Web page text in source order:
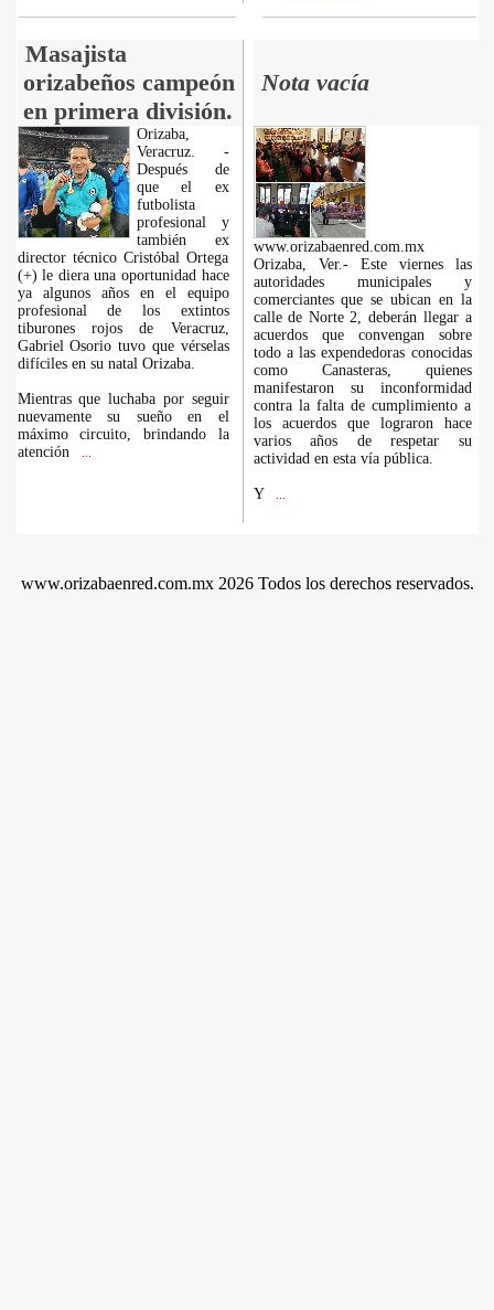
Masajista
orizabeños campeón
en primera división.
Nota vacía
Orizaba,
Veracruz. -
Después de
que el ex
futbolista
profesional y
también ex
director técnico Cristóbal Ortega
(+) le diera una oportunidad hace
ya algunos años en el equipo
profesional de los extintos
tiburones rojos de Veracruz,
Gabriel Osorio tuvo que vérselas
difíciles en su natal Orizaba.
Mientras que luchaba por seguir
nuevamente su sueño en el
máximo circuito, brindando la
atención
www.orizabaenred.com.mx
Orizaba, Ver.- Este viernes las
autoridades municipales y
comerciantes que se ubican en la
calle de Norte 2, deberán llegar a
acuerdos que convengan sobre
todo a las expendedoras conocidas
como Canasteras, quienes
manifestaron su inconformidad
contra la falta de cumplimiento a
los acuerdos que lograron hace
varios años de respetar su
actividad en esta vía pública.
Y
www.orizabaenred.com.mx 2026 Todos los derechos reservados.